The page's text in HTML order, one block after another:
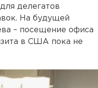
делегатов
На будущей
– посещение офиса
в США пока не